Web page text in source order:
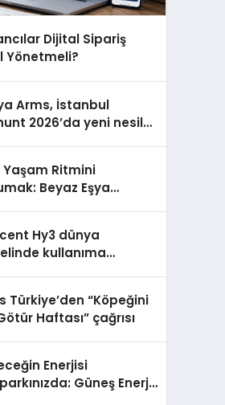
Dijital Sipariş
Yönetmeli?
Arms, İstanbul
2026’da yeni nesil
Yaşam Ritmini
Beyaz Eşya
Hy3 dünya
kullanıma
Türkiye’den “Köpeğini
Haftası” çağrısı
Enerjisi
Güneş Enerjili